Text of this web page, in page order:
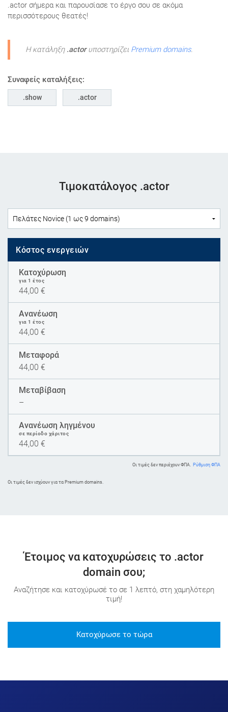
.actor σήμερα και παρουσίασε το έργο σου σε ακόμα
περισσότερους θεατές!
Η κατάληξη .actorυποστηρίζει Premium domains.
Συναφείς καταλήξεις:
show actor
Τιμοκατάλογος .actor
Κόστος ενεργειών
Κατοχύρωση
για 1 έτος
44,00 €
Ανανέωση
για 1 έτος
44,00 €
Μεταφορά
44,00 €
Μεταβίβαση
–
Ανανέωση ληγμένου
σε περίοδο χάριτος
44,00 €
Οι τιμές δεν περιέχουν ΦΠΑ. Ρύθμιση ΦΠΑ
Oι τιμές δεν ισχύουν για τα Premium domains.
Έτοιμος να κατοχυρώσεις το .actor
domain σου;
Αναζήτησε και κατοχύρωσέ το σε 1 λεπτό, στη χαμηλότερη
τιμή!
Κατοχύρωσε το τώρα